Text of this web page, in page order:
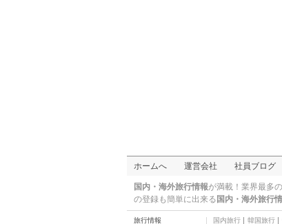
ホームへ 運営会社 社員ブログ
国内・海外旅行情報が満載！業界最多
の登録も簡単に出来る 国内・海外旅行
旅行情報 国内旅行 韓国旅行